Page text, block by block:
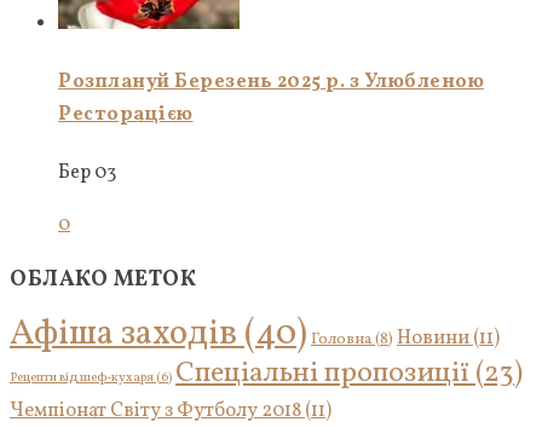
Розплануй Березень 2025 р. з Улюбленою
Ресторацією
Бер 03
0
ОБЛАКО МЕТОК
Афіша заходів(40) Головна(8) Новини(11)
Рецепти від шеф-кухаря(6) Спеціальні пропозиції(23)
Чемпіонат Світу з Футболу 2018(11)